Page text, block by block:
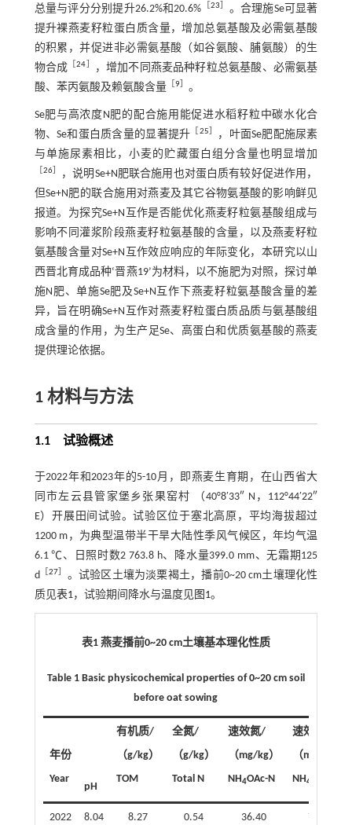
总量与评分分别提升26.2%和20.6% ［23
。合理施Se可显著
提升裸燕麦籽粒蛋白质含量，增加总氨基酸及必需氨基酸
的积累，并促进非必需氨基酸（如谷氨酸、脯氨酸）的生
物合成 ［24
，增加不同燕麦品种籽粒总氨基酸、必需氨基
酸、苯丙氨酸及赖氨酸含量［ 9］ 。
Se肥与高浓度N肥的配合施用能促进水稻籽粒中碳水化合
物、Se和蛋白质含量的显著提升
25
，叶面Se肥配施尿素
与单施尿素相比，小麦的贮藏蛋白组分含量也明显增加
26］
，说明Se+N肥联合施用也对蛋白质有较好促进作用，
但Se+N肥的联合施用对燕麦及其它谷物氨基酸的影响鲜见
报道。为探究Se+N互作是否能优化燕麦籽粒氨基酸组成与
影响不同灌浆阶段燕麦籽粒氨基酸的含量，以及燕麦籽粒
氨基酸含量对Se+N互作效应响应的年际变化，本研究以山
西晋北育成品种‘晋燕19’为材料，以不施肥为对照，探讨单
施N肥、单施Se肥及Se+N互作下燕麦籽粒氨基酸含量的差
异，旨在明确Se+N互作对燕麦籽粒蛋白质品质与氨基酸组
成含量的作用，为生产足Se、高蛋白和优质氨基酸的燕麦
提供理论依据。
1 材料与方法
1.1 试验概述
于2022年和2023年的5-10月，即燕麦生育期，在山西省大
同市左云县管家堡乡张果窑村 （40°8′33″ N，112°44′22″
E）开展田间试验。试验区位于塞北高原，平均海拔超过
1200 m，为典型温带半干旱大陆性季风气候区，年均气温
6.1 ℃、日照时数2 763.8 h、降水量399.0 mm、无霜期125
d［27
。试验区土壤为淡栗褐土，播前0~20 cm土壤理化性
质见表1，试验期间降水与温度见图1。
表1 燕麦播前0~20 cm土壤基本理化性质
Table 1 Basic physicochemical properties of 0~20 cm soil
before oat sowing
年份
Year
pH
有机质/
（g/kg）
TOM
全氮/
（g/kg）
Total N
速效氮/
（mg/kg）
NH4OAc-N
速效磷/
（mg/kg）
NH4
2022 8.04 8.27 0.54 36.40 7.46